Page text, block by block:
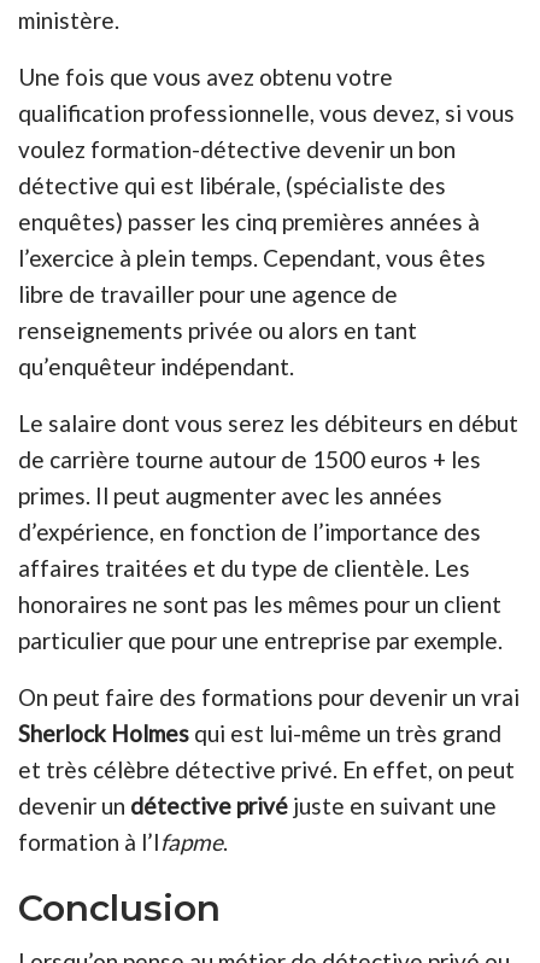
ministère.
Une fois que vous avez obtenu votre
qualification professionnelle, vous devez, si vous
voulez formation-détective devenir un bon
détective qui est libérale, (spécialiste des
enquêtes) passer les cinq premières années à
l’exercice à plein temps. Cependant, vous êtes
libre de travailler pour une agence de
renseignements privée ou alors en tant
qu’enquêteur indépendant.
Le salaire dont vous serez les débiteurs en début
de carrière tourne autour de 1500 euros + les
primes. Il peut augmenter avec les années
d’expérience, en fonction de l’importance des
affaires traitées et du type de clientèle. Les
honoraires ne sont pas les mêmes pour un client
particulier que pour une entreprise par exemple.
On peut faire des formations pour devenir un vrai
Sherlock Holmes qui est lui-même un très grand
et très célèbre détective privé. En effet, on peut
devenir un détective privé juste en suivant une
formation à l’Ifapme.
Conclusion